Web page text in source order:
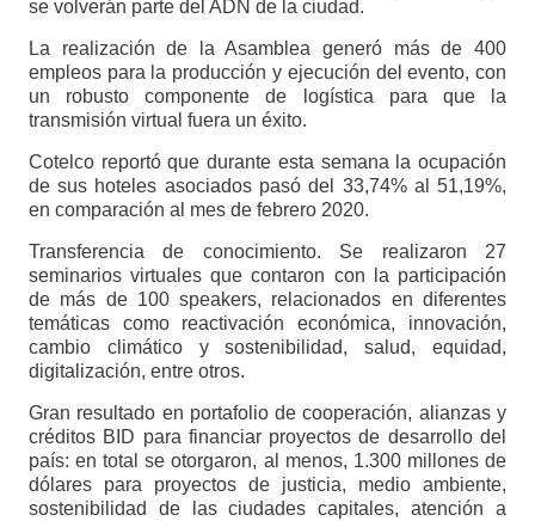
se volverán parte del ADN de la ciudad.
La realización de la Asamblea generó más de 400
empleos para la producción y ejecución del evento, con
un robusto componente de logística para que la
transmisión virtual fuera un éxito.
Cotelco reportó que durante esta semana la ocupación
de sus hoteles asociados pasó del 33,74% al 51,19%,
en comparación al mes de febrero 2020.
Transferencia de conocimiento. Se realizaron 27
seminarios virtuales que contaron con la participación
de más de 100 speakers, relacionados en diferentes
temáticas como reactivación económica, innovación,
cambio climático y sostenibilidad, salud, equidad,
digitalización, entre otros.
Gran resultado en portafolio de cooperación, alianzas y
créditos BID para financiar proyectos de desarrollo del
país: en total se otorgaron, al menos, 1.300 millones de
dólares para proyectos de justicia, medio ambiente,
sostenibilidad de las ciudades capitales, atención a